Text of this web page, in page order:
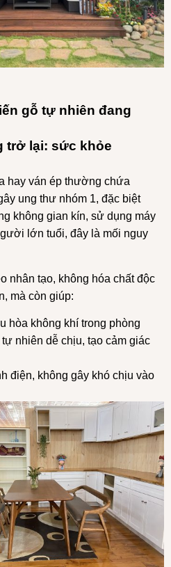
gỗ tự nhiên đang
trở lại: sức khỏe
hay ván ép thường chứa
ung thư nhóm 1, đặc biệt
không gian kín, sử dụng máy
lớn tuổi, đây là mối nguy
nhân tạo, không hóa chất độc
mà còn giúp:
hòa không khí trong phòng
nhiên dễ chịu, tạo cảm giác
điện, không gây khó chịu vào